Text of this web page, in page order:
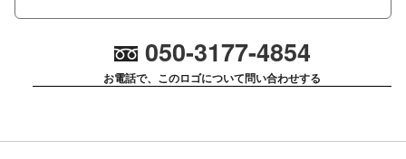
050-3177-4854
お電話で、このロゴについて問い合わせする